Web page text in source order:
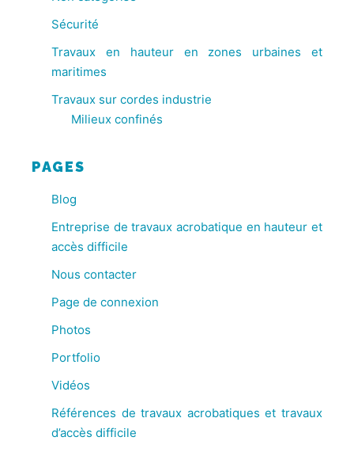
Sécurité
Travaux en hauteur en zones urbaines et
maritimes
Travaux sur cordes industrie
Milieux confinés
PAGES
Blog
Entreprise de travaux acrobatique en hauteur et
accès difficile
Nous contacter
Page de connexion
Photos
Portfolio
Vidéos
Références de travaux acrobatiques et travaux
d’accès difficile